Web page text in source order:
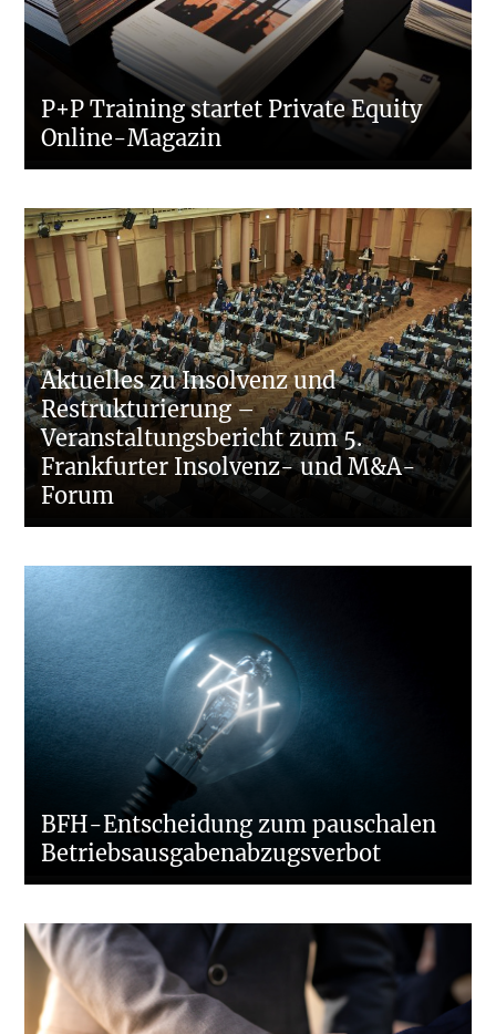
P+P Training startet Private Equity
Online-Magazin
Aktuelles zu Insolvenz und
Restrukturierung –
Veranstaltungsbericht zum 5.
Frankfurter Insolvenz- und M&A-
Forum
BFH-Entscheidung zum pauschalen
Betriebsausgaben­abzugsverbot